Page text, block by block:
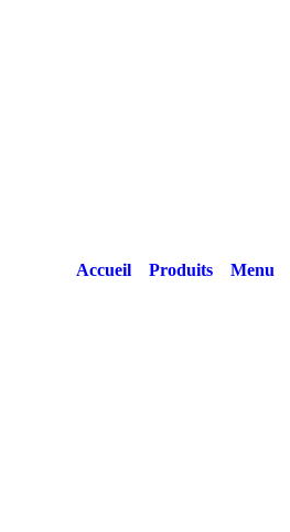
Accueil
Produits Menu